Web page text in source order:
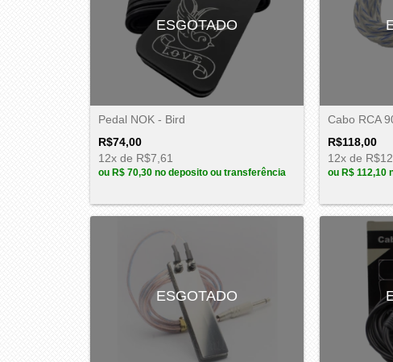
ESGOTADO
Pedal NOK - Bird
R$74,00
12x de R$7,61
ou R$ 70,30 no deposito ou transferência
Cabo RCA
R$118,00
12x de
ou R$ 112,10
ESGOTADO